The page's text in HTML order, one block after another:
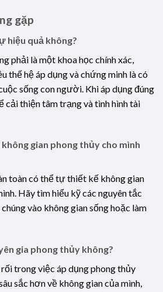
gặp
hiệu quả không?
phải là một khoa học chính xác,
thế hệ áp dụng và chứng minh là có
sống con người. Khi áp dụng đúng
cải thiện tâm trạng và tình hình tài
gian phong thủy cho mình
toàn có thể tự thiết kế không gian
Hãy tìm hiểu kỹ các nguyên tắc
vào không gian sống hoặc làm
gia phong thủy không?
trong việc áp dụng phong thủy
sắc hơn về không gian của mình,